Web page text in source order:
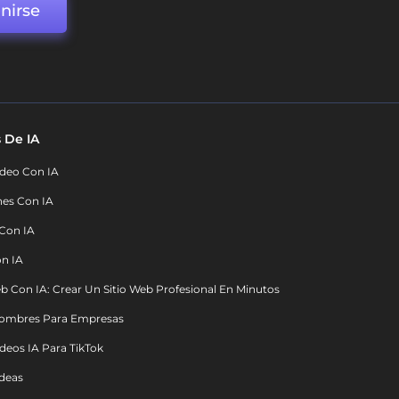
IA
Con IA
Con IA
IA
IA
Con IA: Crear Un Sitio Web Profesional En Minutos
Para Empresas
IA Para TikTok